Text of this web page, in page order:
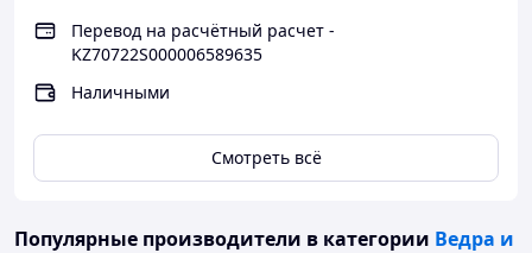
Перевод на расчётный расчет -
KZ70722S000006589635
Наличными
Смотреть всё
Популярные производители в категории Ведра и